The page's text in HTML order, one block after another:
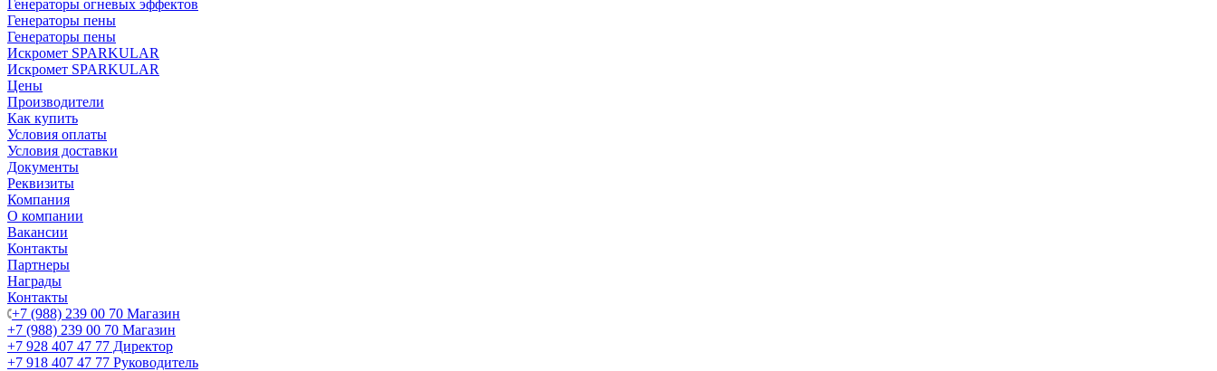
Генераторы огневых эффектов
Генераторы пены
Генераторы пены
Искромет SPARKULAR
Искромет SPARKULAR
Цены
Производители
Как купить
Условия оплаты
Условия доставки
Документы
Реквизиты
Компания
О компании
Вакансии
Контакты
Партнеры
Награды
Контакты
+7 (988) 239 00 70 Магазин
+7 (988) 239 00 70 Магазин
+7 928 407 47 77 Директор
+7 918 407 47 77 Руководитель